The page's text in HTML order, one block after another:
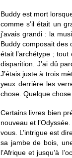
Buddy est mort
comme s’il était un
j’avais grandi : la
Buddy composait des
était l’archétype ;
disparition. J’ai dû
J’étais juste à trois
yeux derrière les
chose. Quelque
Certains livres bien
nouveau et
vous. L’intrigue est
sa jambe de bois,
l’Afrique et jusqu’à